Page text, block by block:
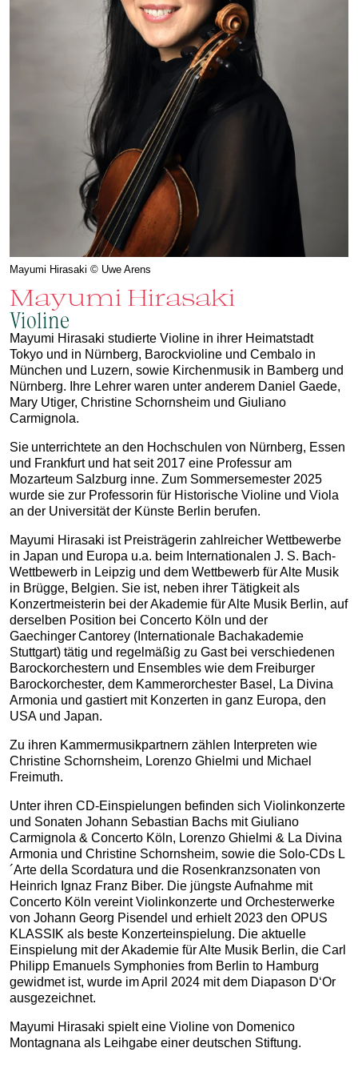
Mayumi Hirasaki © Uwe Arens
Mayumi Hirasaki
Violine
Mayumi Hirasaki studierte Violine in ihrer Heimatstadt
Tokyo und in Nürnberg, Barockvioline und Cembalo in
München und Luzern, sowie Kirchenmusik in Bamberg und
Nürnberg. Ihre Lehrer waren unter anderem Daniel Gaede,
Mary Utiger, Christine Schornsheim und Giuliano
Carmignola.
Sie unterrichtete an den Hochschulen von Nürnberg, Essen
und Frankfurt und hat seit 2017 eine Professur am
Mozarteum Salzburg inne. Zum Sommersemester 2025
wurde sie zur Professorin für Historische Violine und Viola
an der Universität der Künste Berlin berufen.
Mayumi Hirasaki ist Preisträgerin zahlreicher Wettbewerbe
in Japan und Europa u.a. beim Internationalen J. S. Bach-
Wettbewerb in Leipzig und dem Wettbewerb für Alte Musik
in Brügge, Belgien. Sie ist, neben ihrer Tätigkeit als
Konzertmeisterin bei der Akademie für Alte Musik Berlin, auf
derselben Position bei Concerto Köln und der
Gaechinger Cantorey (Internationale Bachakademie
Stuttgart) tätig und regelmäßig zu Gast bei verschiedenen
Barockorchestern und Ensembles wie dem Freiburger
Barockorchester, dem Kammerorchester Basel, La Divina
Armonia und gastiert mit Konzerten in ganz Europa, den
USA und Japan.
Zu ihren Kammermusikpartnern zählen Interpreten wie
Christine Schornsheim, Lorenzo Ghielmi und Michael
Freimuth.
Unter ihren CD-Einspielungen befinden sich Violinkonzerte
und Sonaten Johann Sebastian Bachs mit Giuliano
Carmignola & Concerto Köln, Lorenzo Ghielmi & La Divina
Armonia und Christine Schornsheim, sowie die Solo-CDs L
´Arte della Scordatura und die Rosenkranzsonaten von
Heinrich Ignaz Franz Biber. Die jüngste Aufnahme mit
Concerto Köln vereint Violinkonzerte und Orchesterwerke
von Johann Georg Pisendel und erhielt 2023 den OPUS
KLASSIK als beste Konzerteinspielung. Die aktuelle
Einspielung mit der Akademie für Alte Musik Berlin, die Carl
Philipp Emanuels Symphonies from Berlin to Hamburg
gewidmet ist, wurde im April 2024 mit dem Diapason D‘Or
ausgezeichnet.
Mayumi Hirasaki spielt eine Violine von Domenico
Montagnana als Leihgabe einer deutschen Stiftung.